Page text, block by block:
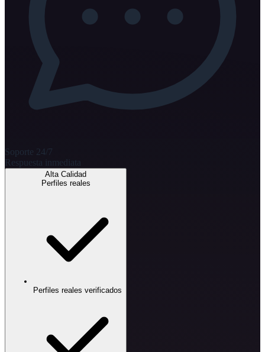
Soporte 24/7
Respuesta inmediata
Alta Calidad
Perfiles reales
Perfiles reales verificados